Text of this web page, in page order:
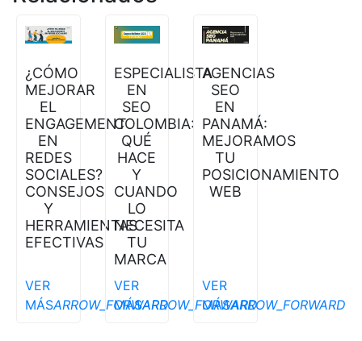
¿CÓMO
MEJORAR
EL
ENGAGEMENT
EN
REDES
SOCIALES?
CONSEJOS
Y
HERRAMIENTAS
EFECTIVAS
VER
MÁSARROW_FORWARD
ESPECIALISTA
EN
SEO
COLOMBIA:
QUÉ
HACE
Y
CUANDO
LO
NECESITA
TU
MARCA
VER
MÁSARROW_FORWARD
AGENCIAS
SEO
EN
PANAMÁ:
MEJORAMOS
TU
POSICIONAMIENTO
WEB
VER
MÁSARROW_FORWARD